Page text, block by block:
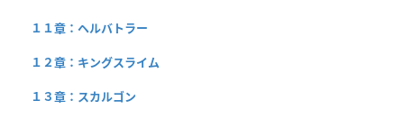
１１章：ヘルバトラー
１２章：キングスライム
１３章：スカルゴン